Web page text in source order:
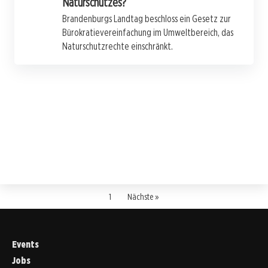
Brandenburgs Landtag beschloss ein Gesetz zur
Bürokratievereinfachung im Umweltbereich, das
Naturschutzrechte einschränkt.
1 Nächste »
Events
Jobs